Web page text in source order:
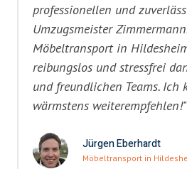
professionellen und
Umzugsmeister
Möbeltransport in
reibungslos und stressfrei
und freundlichen Teams. Ich
wärmstens weiterempfehlen!"
Jürgen Eberhardt
Möbeltransport in